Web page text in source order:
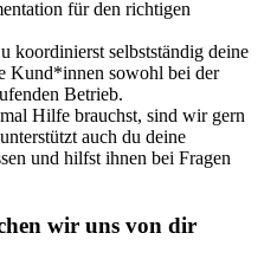
für den richtigen
koordinierst selbstständig deine
Kund*innen sowohl bei der
Betrieb.
Hilfe brauchst, sind wir gern
auch du deine
und hilfst ihnen bei Fragen
wir uns von dir